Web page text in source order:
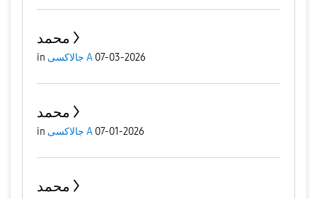
محمد
in جالاكسى A 07-03-2026
محمد
in جالاكسى A 07-01-2026
محمد